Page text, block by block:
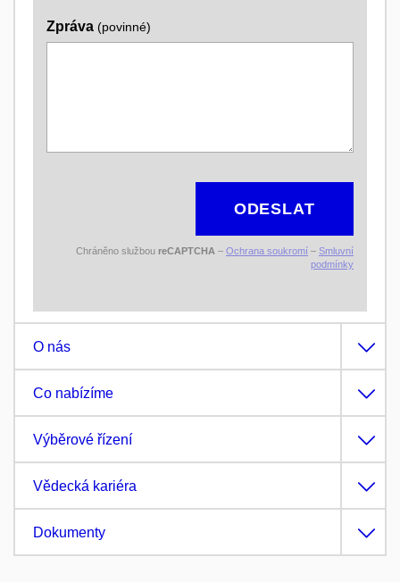
Zpráva (povinné)
ODESLAT
Chráněno službou reCAPTCHA – Ochrana soukromí – Smluvní
podmínky
O nás
Co nabízíme
Výběrové řízení
Vědecká kariéra
Dokumenty